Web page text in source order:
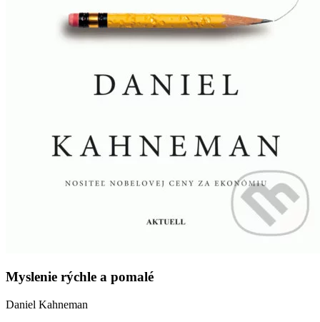
Myslenie rýchle a pomalé
Daniel Kahneman